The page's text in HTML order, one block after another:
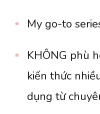
My go-to
KHÔNG phù
kiến thức
dụng từ